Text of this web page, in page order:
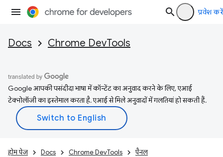
प्रवेश करें
Docs Chrome DevTools
Google आपकी पसंदीदा भाषा में कॉन्टेंट का अनुवाद करने के लिए, एआई
टेक्नोलॉजी का इस्तेमाल करता है. एआई से मिले अनुवादों में गलतियां हो सकती हैं.
होम पेज Docs Chrome DevTools पैनल